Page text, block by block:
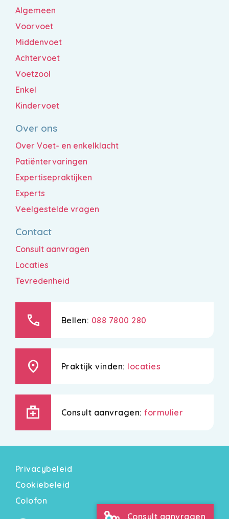
Algemeen
Voorvoet
Middenvoet
Achtervoet
Voetzool
Enkel
Kindervoet
Over ons
Over Voet- en enkelklacht
Patiëntervaringen
Expertisepraktijken
Experts
Veelgestelde vragen
Contact
Consult aanvragen
Locaties
Tevredenheid
call Bellen: 088 7800 280
location_on Praktijk vinden: locaties
medical_services Consult aanvragen:formulier
Privacybeleid
Cookiebeleid
Colofon
Consult aanvragen